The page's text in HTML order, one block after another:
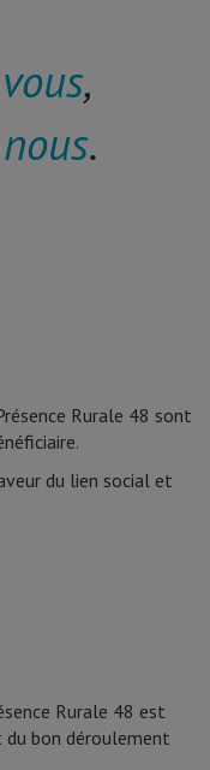
vous,
nous.
Rurale 48 sont
du lien social et
Rurale 48 est
bon déroulement